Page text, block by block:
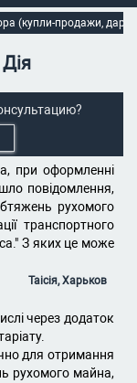
(купли-продажи,
при оформленні
повідомлення,
рухомого
транспортного
З яких це може
Таісія, Харьков
через додаток
для отримання
рухомого майна,